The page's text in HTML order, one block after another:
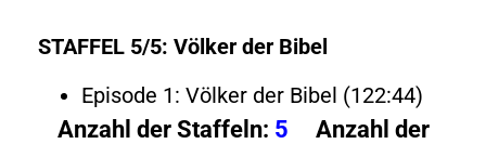
STAFFEL 5/5: Völker der Bibel
Episode 1: Völker der Bibel (122:44)
Anzahl der Staffeln: 5 Anzahl der